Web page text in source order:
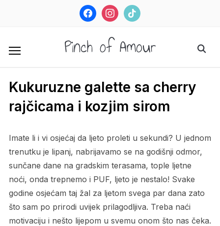
facebookinstagramtiktok
Pinch of Amour
Kukuruzne galette sa cherry
rajčicama i kozjim sirom
Imate li i vi osjećaj da ljeto proleti u sekundi? U jednom
trenutku je lipanj, nabrijavamo se na godišnji odmor,
sunčane dane na gradskim terasama, tople ljetne
noći, onda trepnemo i PUF, ljeto je nestalo! Svake
godine osjećam taj žal za ljetom svega par dana zato
što sam po prirodi uvijek prilagodljiva. Treba naći
motivaciju i nešto lijepom u svemu onom što nas čeka.